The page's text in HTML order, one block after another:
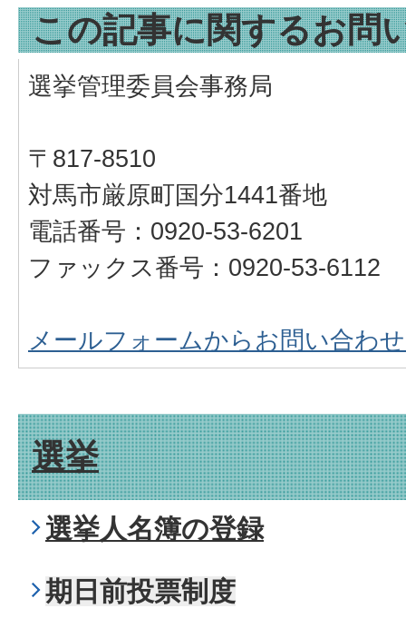
この記事に関するお問
選挙管理委員会事務局
〒817-8510
対馬市厳原町国分1441番地
電話番号：0920-53-6201
ファックス番号：0920-53-6112
メールフォームからお問い合わ
選挙
選挙人名簿の登録
期日前投票制度